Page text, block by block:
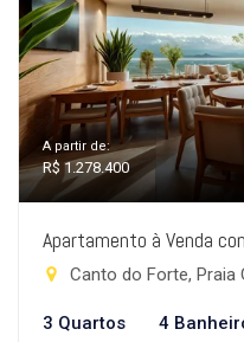
A partir de:
R$ 1.278.400
Apartamento à Venda
Canto do Forte, Praia
3 Quartos 4